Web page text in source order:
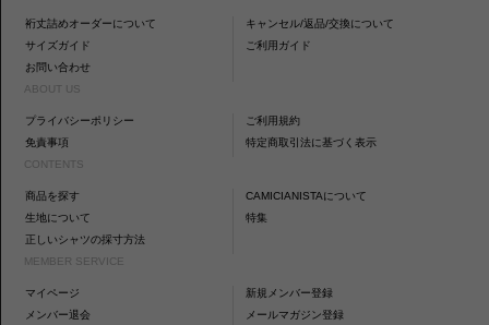
裄丈詰めオーダーについて
キャンセル/返品/交換について
サイズガイド
ご利用ガイド
お問い合わせ
ABOUT US
プライバシーポリシー
ご利用規約
免責事項
特定商取引法に基づく表示
CONTENTS
商品を探す
CAMICIANISTAについて
生地について
特集
正しいシャツの採寸方法
MEMBER SERVICE
マイページ
新規メンバー登録
メンバー退会
メールマガジン登録